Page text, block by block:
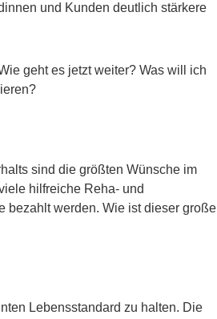
und Kunden deutlich stärkere
geht es jetzt weiter? Was will ich
sind die größten Wünsche im
hilfreiche Reha- und
bezahlt werden. Wie ist dieser große
Lebensstandard zu halten. Die